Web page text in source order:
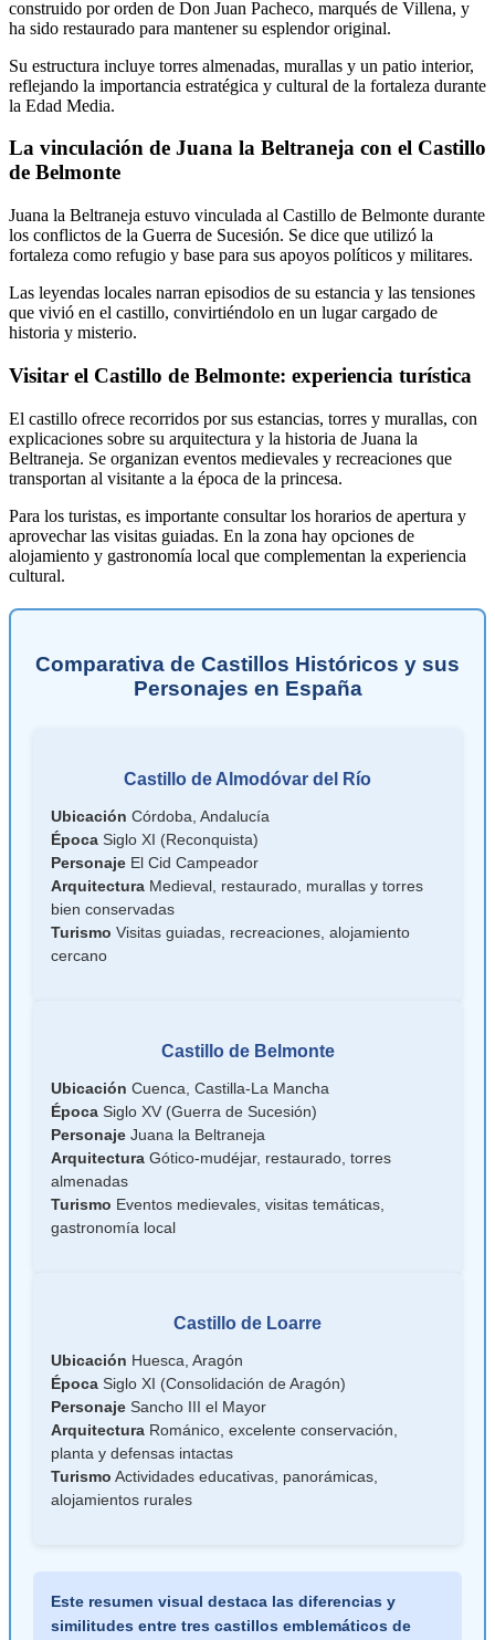
construido por orden de Don Juan Pacheco, marqués de Villena, y
ha sido restaurado para mantener su esplendor original.
Su estructura incluye torres almenadas, murallas y un patio interior,
reflejando la importancia estratégica y cultural de la fortaleza durante
la Edad Media.
La vinculación de Juana la Beltraneja con el Castillo
de Belmonte
Juana la Beltraneja estuvo vinculada al Castillo de Belmonte durante
los conflictos de la Guerra de Sucesión. Se dice que utilizó la
fortaleza como refugio y base para sus apoyos políticos y militares.
Las leyendas locales narran episodios de su estancia y las tensiones
que vivió en el castillo, convirtiéndolo en un lugar cargado de
historia y misterio.
Visitar el Castillo de Belmonte: experiencia turística
El castillo ofrece recorridos por sus estancias, torres y murallas, con
explicaciones sobre su arquitectura y la historia de Juana la
Beltraneja. Se organizan eventos medievales y recreaciones que
transportan al visitante a la época de la princesa.
Para los turistas, es importante consultar los horarios de apertura y
aprovechar las visitas guiadas. En la zona hay opciones de
alojamiento y gastronomía local que complementan la experiencia
cultural.
Comparativa de Castillos Históricos y sus
Personajes en España
Castillo de Almodóvar del Río
Ubicación Córdoba, Andalucía
Época Siglo XI (Reconquista)
Personaje El Cid Campeador
Arquitectura Medieval, restaurado, murallas y torres
bien conservadas
Turismo Visitas guiadas, recreaciones, alojamiento
cercano
Castillo de Belmonte
Ubicación Cuenca, Castilla-La Mancha
Época Siglo XV (Guerra de Sucesión)
Personaje Juana la Beltraneja
Arquitectura Gótico-mudéjar, restaurado, torres
almenadas
Turismo Eventos medievales, visitas temáticas,
gastronomía local
Castillo de Loarre
Ubicación Huesca, Aragón
Época Siglo XI (Consolidación de Aragón)
Personaje Sancho III el Mayor
Arquitectura Románico, excelente conservación,
planta y defensas intactas
Turismo Actividades educativas, panorámicas,
alojamientos rurales
Este resumen visual destaca las diferencias y
similitudes entre tres castillos emblemáticos de